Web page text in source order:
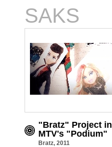
SAKS
"Bratz" Project in
MTV's "Podium"
Bratz, 2011